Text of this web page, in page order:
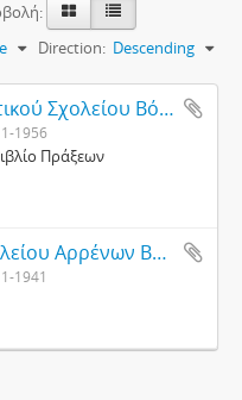
Direction: Descending
Αρχείο 10ου Μικτού Δημοτικού Σχολείου Βόλου
1956
Πράξεων
Αρχείο 5ου Δημοτικού Σχολείου Αρρένων Βόλου
1941